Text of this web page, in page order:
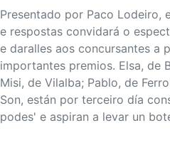
Presentado por Paco Lodeiro,
e respostas convidará o
e daralles aos concursantes a
importantes premios. Elsa, de
Misi, de Vilalba; Pablo, de
Son, están por terceiro día
podes' e aspiran a levar un